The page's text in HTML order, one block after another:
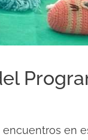
encuentros en